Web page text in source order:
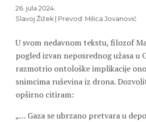
26. jula 2024.
Slavoj Žižek | Prevod: Milica Jovanović
U svom nedavnom tekstu, filozof
pogled izvan neposrednog užasa u
razmotrio ontološke implikacije
snimcima ruševina iz drona.
opširno citiram:
„… Gaza se ubrzano pretvara u